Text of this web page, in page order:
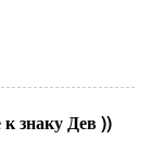
знаку Дев ))